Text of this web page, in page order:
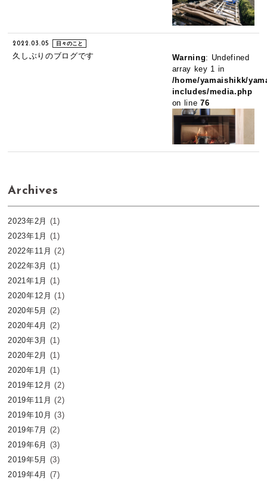
Warning: Undefined
array key 1 in
/home/yamaishikk/
includes/media.php
on line76
2022.03.05 日々のこと
久しぶりのブログです
Archives
2023年2月 (1)
2023年1月 (1)
2022年11月 (2)
2022年3月 (1)
2021年1月 (1)
2020年12月 (1)
2020年5月 (2)
2020年4月 (2)
2020年3月 (1)
2020年2月 (1)
2020年1月 (1)
2019年12月 (2)
2019年11月 (2)
2019年10月 (3)
2019年7月 (2)
2019年6月 (3)
2019年5月 (3)
2019年4月 (7)